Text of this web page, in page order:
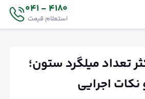
4180 - 041
استعلام قیمت
تعداد میلگرد ستون؛
نکات اجرایی